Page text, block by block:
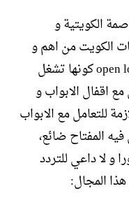
الكويتية و
الكويت من اهم و
اكبر الشركات العاملة في مجال open louck كونها تشغل
اقفال الابواب و
للتعامل مع الابواب
المفتاح ضائع،
و لا داعي للتردد
هذا المجال: